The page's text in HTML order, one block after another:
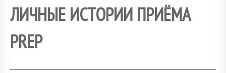
ЛИЧНЫЕ ИСТОРИИ ПРИЁМА
PREP